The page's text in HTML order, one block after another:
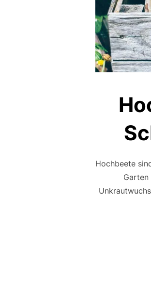
Hochbeete